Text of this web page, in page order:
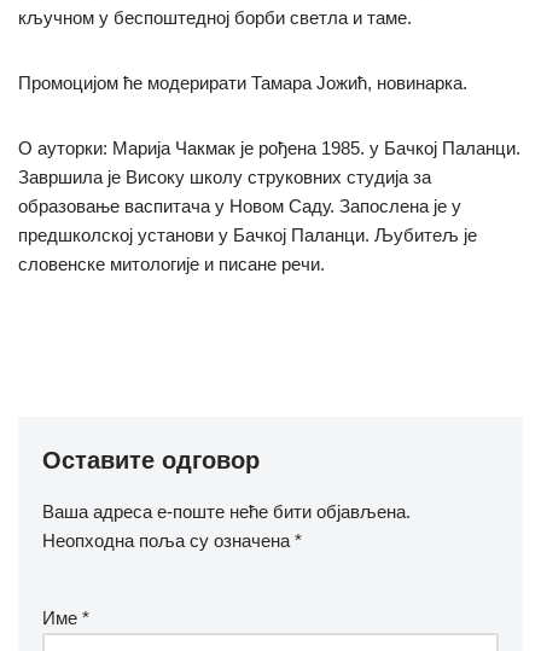
кључном у беспоштедној борби светла и таме.
Промоцијом ће модерирати Тамара Јожић, новинарка.
О ауторки: Марија Чакмак је рођена 1985. у Бачкој Паланци.
Завршила је Високу школу струковних студија за
образовање васпитача у Новом Саду. Запослена је у
предшколској установи у Бачкој Паланци. Љубитељ је
словенске митологије и писане речи.
Оставите одговор
Ваша адреса е-поште неће бити објављена.
Неопходна поља су означена *
Име *